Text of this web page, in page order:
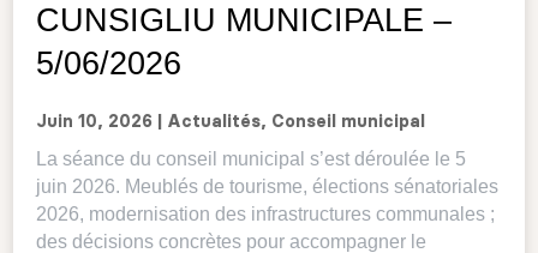
CUNSIGLIU MUNICIPALE –
5/06/2026
Juin 10, 2026 Actualités, Conseil municipal
La séance du conseil municipal s’est déroulée le 5
juin 2026. Meublés de tourisme, élections sénatoriales
2026, modernisation des infrastructures communales ;
des décisions concrètes pour accompagner le